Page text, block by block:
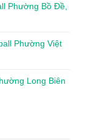
Phường Bồ Đề,
Phường Việt
Long Biên